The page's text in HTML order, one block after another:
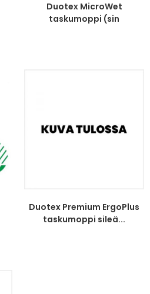
Duotex MicroWet
taskumoppi (sin
Duotex Premium ErgoPlus
taskumoppi sileä...